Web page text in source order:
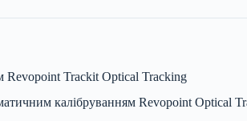
Revopoint Trackit Optical Tracking
калібруванням Revopoint Optical